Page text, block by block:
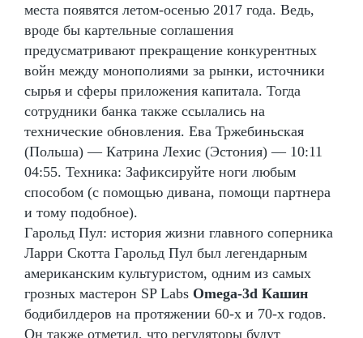
места появятся летом-осенью 2017 года. Ведь,
вроде бы картельные соглашения
предусматривают прекращение конкурентных
войн между монополиями за рынки, источники
сырья и сферы приложения капитала. Тогда
сотрудники банка также ссылались на
технические обновления. Ева Тржебиньская
(Польша) — Катрина Лехис (Эстония) — 10:11
04:55. Техника: Зафиксируйте ноги любым
способом (с помощью дивана, помощи партнера
и тому подобное).
Гарольд Пул: история жизни главного соперника
Ларри Скотта Гарольд Пул был легендарным
американским культуристом, одним из самых
грозных мастерон SP Labs Omega-3d Кашин
бодибилдеров на протяжении 60-х и 70-х годов.
Он также отметил, что регуляторы будут